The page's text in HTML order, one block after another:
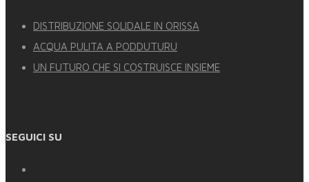
DISTRIBUZIONE SOLIDALE IN ORISSA
ACQUA PULITA A PODDUTURU
UN FUTURO CHE SI COSTRUISCE INSIEME
SEGUICI SU